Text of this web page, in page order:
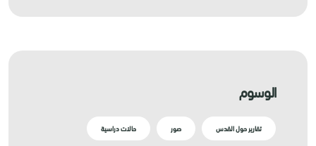
الوسوم
تقارير حول القدس صور حالات دراسية